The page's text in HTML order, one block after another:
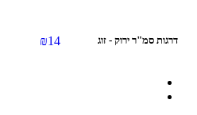
דרגות סמ"ר ירוק - זוג ₪14